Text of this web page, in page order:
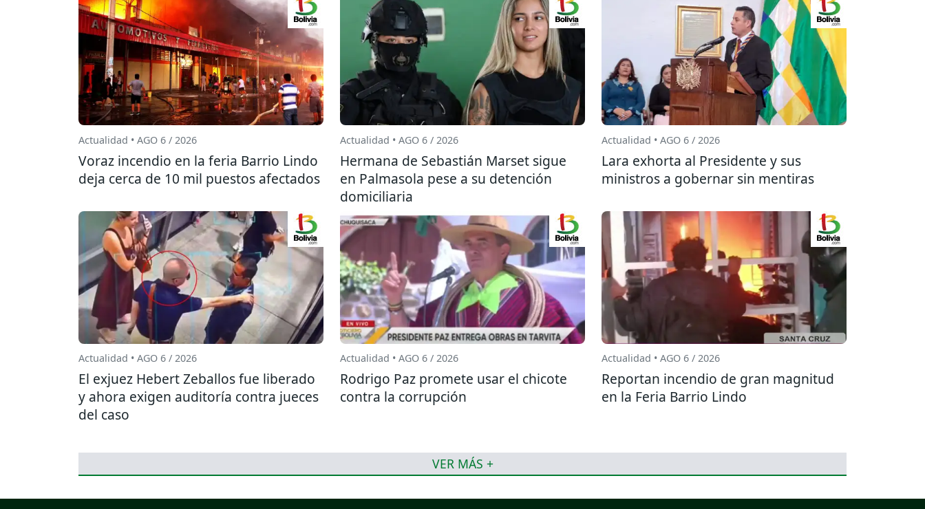
Actualidad • AGO 6 / 2026
Voraz incendio en la feria Barrio Lindo
deja cerca de 10 mil puestos afectados
Actualidad • AGO 6 / 2026
Hermana de Sebastián Marset sigue
en Palmasola pese a su detención
domiciliaria
Actualidad • AGO 6 / 2026
Lara exhorta al Presidente y sus
ministros a gobernar sin mentiras
Actualidad • AGO 6 / 2026
El exjuez Hebert Zeballos fue liberado
y ahora exigen auditoría contra jueces
del caso
Actualidad • AGO 6 / 2026
Rodrigo Paz promete usar el chicote
contra la corrupción
Actualidad • AGO 6 / 2026
Reportan incendio de gran magnitud
en la Feria Barrio Lindo
VER MÁS +